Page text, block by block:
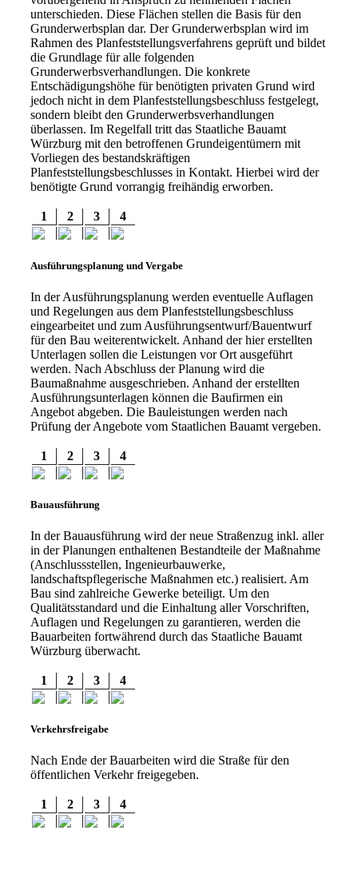
unterschieden. Diese Flächen stellen die Basis für den
Grunderwerbsplan dar. Der Grunderwerbsplan wird im
Rahmen des Planfeststellungsverfahrens geprüft und bildet
die Grundlage für alle folgenden
Grunderwerbsverhandlungen. Die konkrete
Entschädigungshöhe für benötigten privaten Grund wird
jedoch nicht in dem Planfeststellungsbeschluss festgelegt,
sondern bleibt den Grunderwerbsverhandlungen
überlassen. Im Regelfall tritt das Staatliche Bauamt
Würzburg mit den betroffenen Grundeigentümern mit
Vorliegen des bestandskräftigen
Planfeststellungsbeschlusses in Kontakt. Hierbei wird der
benötigte Grund vorrangig freihändig erworben.
1 2 3 4
Ausführungsplanung und Vergabe
In der Ausführungsplanung werden eventuelle Auflagen
und Regelungen aus dem Planfeststellungsbeschluss
eingearbeitet und zum Ausführungsentwurf/Bauentwurf
für den Bau weiterentwickelt. Anhand der hier erstellten
Unterlagen sollen die Leistungen vor Ort ausgeführt
werden. Nach Abschluss der Planung wird die
Baumaßnahme ausgeschrieben. Anhand der erstellten
Ausführungsunterlagen können die Baufirmen ein
Angebot abgeben. Die Bauleistungen werden nach
Prüfung der Angebote vom Staatlichen Bauamt vergeben.
1 2 3 4
Bauausführung
In der Bauausführung wird der neue Straßenzug inkl. aller
in der Planungen enthaltenen Bestandteile der Maßnahme
(Anschlussstellen, Ingenieurbauwerke,
landschaftspflegerische Maßnahmen etc.) realisiert. Am
Bau sind zahlreiche Gewerke beteiligt. Um den
Qualitätsstandard und die Einhaltung aller Vorschriften,
Auflagen und Regelungen zu garantieren, werden die
Bauarbeiten fortwährend durch das Staatliche Bauamt
Würzburg überwacht.
1 2 3 4
Verkehrsfreigabe
Nach Ende der Bauarbeiten wird die Straße für den
öffentlichen Verkehr freigegeben.
1 2 3 4